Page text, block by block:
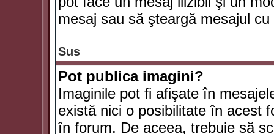
mesaj sau să şteargă mesajul cu
Sus
Pot publica imagini?
Imaginile pot fi afişate în
există nici o posibilitate în acest
în forum. De aceea, trebuie să